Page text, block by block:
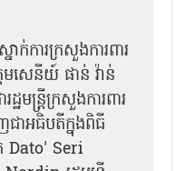
ក់ការក្រសួងការពារ
សេនីយ៍ ផាន់ វ៉ាន់
ឋមន្ត្រីក្រសួងការពារ
ាអធិបតីក្នុងពិធី
Dato' Seri